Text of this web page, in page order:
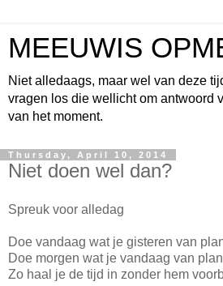
MEEUWIS
Niet alledaags, maar wel van deze
vragen los die wellicht om antwoord
van het moment.
Thursday, April 10, 2014
Niet doen wel dan?
Spreuk voor alledag
Doe vandaag wat je gisteren van
Doe morgen wat je vandaag van
Zo haal je de tijd in zonder hem